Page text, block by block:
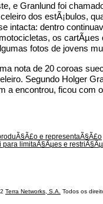
e Granlund foi
dos estÃ¡bulos,
intacta: dentro
os cartÃµes
fotos de jovens
nota de 20 coroas
Segundo Holger
a encontrou, ficou com
e representaÃ§Ã£o
limitaÃ§Ãµes e
Terra Networks, S.A. Todos os